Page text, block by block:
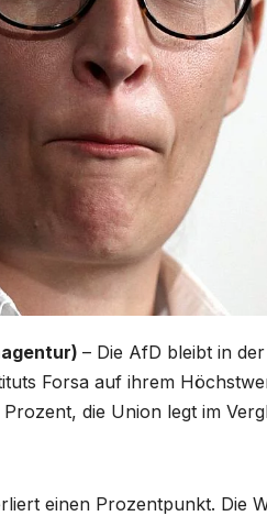
– Die AfD bleibt in
Forsa auf ihrem
die Union legt im
einen Prozentpunkt. Die